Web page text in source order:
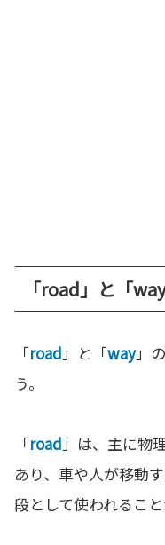
「road」と「
「road」と「way」
う。
「road」は、主に物
あり、車や人が移動
段として使われること